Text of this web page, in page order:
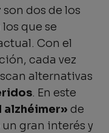
son dos de los
que se
Con el
cada vez
alternativas
. En este
alzhéimer» de
gran interés y